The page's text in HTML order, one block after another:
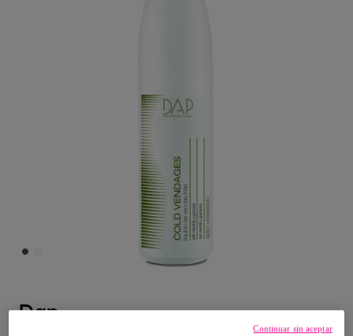
Dap
Continuar sin aceptar